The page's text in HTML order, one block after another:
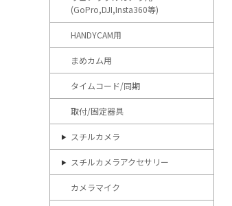
(GoPro,DJI,Insta360等)
HANDYCAM用
まめカム用
タイムコード/同期
取付/固定器具
スチルカメラ
スチルカメラアクセサリー
カメラマイク